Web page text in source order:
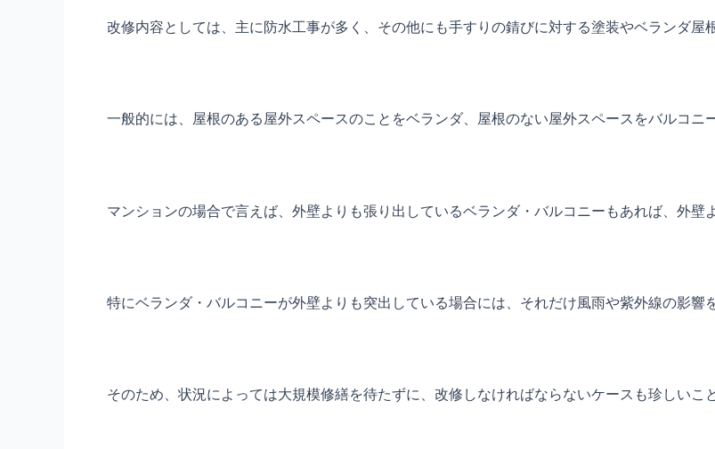
改修内容としては、主に防水工事が多く、その他にも手すりの錆びに対する塗装やベランダ屋
一般的には、屋根のある屋外スペースのことをベランダ、屋根のない屋外スペースをバルコニ
マンションの場合で言えば、外壁よりも張り出しているベランダ・バルコニーもあれば、外壁
特にベランダ・バルコニーが外壁よりも突出している場合には、それだけ風雨や紫外線の影響
そのため、状況によっては大規模修繕を待たずに、改修しなければならないケースも珍しいこ